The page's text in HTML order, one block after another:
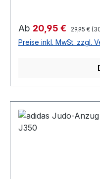
Verkaufspreis:
Ab 20,95 € Regulärer
29,95 €
Preise inkl. MwSt. zzgl.